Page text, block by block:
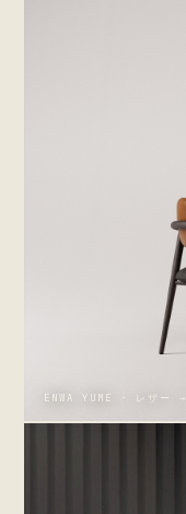
ENWA YUME · レザー →